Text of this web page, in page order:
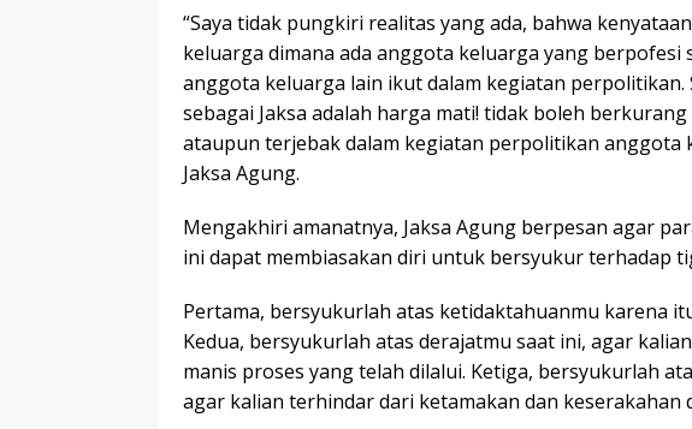
“Saya tidak pungkiri realitas yang ada, bahwa
keluarga dimana ada anggota keluarga yang berpofesi
anggota keluarga lain ikut dalam kegiatan perpolitikan.
sebagai Jaksa adalah harga mati! tidak boleh
ataupun terjebak dalam kegiatan perpolitikan anggota
Jaksa Agung.
Mengakhiri amanatnya, Jaksa Agung berpesan agar
ini dapat membiasakan diri untuk bersyukur terhadap
Pertama, bersyukurlah atas ketidaktahuanmu karena
Kedua, bersyukurlah atas derajatmu saat ini, agar
manis proses yang telah dilalui. Ketiga, bersyukurlah
agar kalian terhindar dari ketamakan dan keserakahan